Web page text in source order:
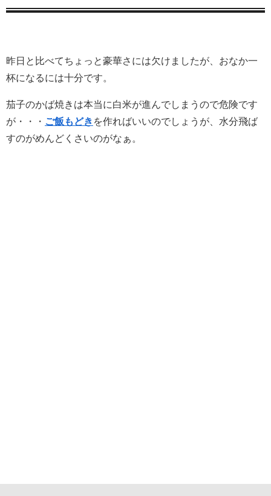
昨日と比べてちょっと豪華さには欠けましたが、おなか一
杯になるには十分です。
茄子のかば焼きは本当に白米が進んでしまうので危険です
が・・・ ご飯もどき を作ればいいのでしょうが、水分飛ば
すのがめんどくさいのがなぁ。